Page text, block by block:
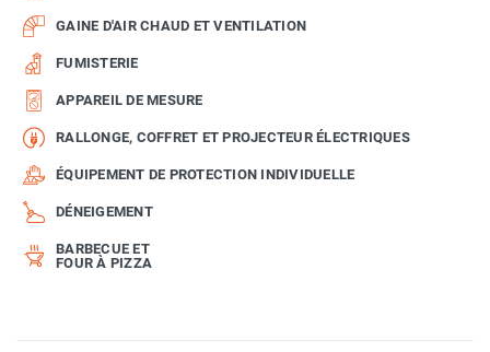
GAINE D'AIR CHAUD ET VENTILATION
FUMISTERIE
APPAREIL DE MESURE
RALLONGE, COFFRET ET PROJECTEUR ÉLECTRIQUES
ÉQUIPEMENT DE PROTECTION INDIVIDUELLE
DÉNEIGEMENT
BARBECUE ET
FOUR À PIZZA